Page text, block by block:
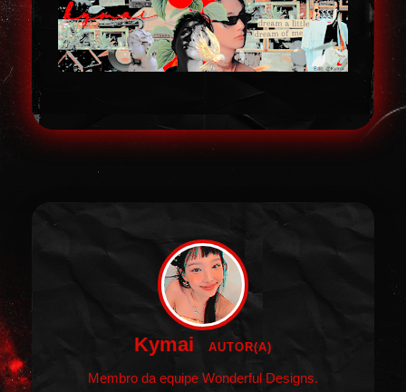
Kymai AUTOR(A)
Membro da equipe Wonderful Designs.